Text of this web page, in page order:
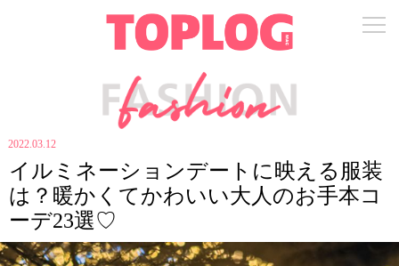
2022.03.12
イルミネーションデートに映える服装
は？暖かくてかわいい大人のお手本コ
ーデ23選♡